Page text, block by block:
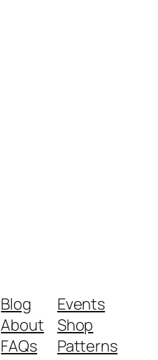
Blog
About
FAQs
Events
Shop
Patterns